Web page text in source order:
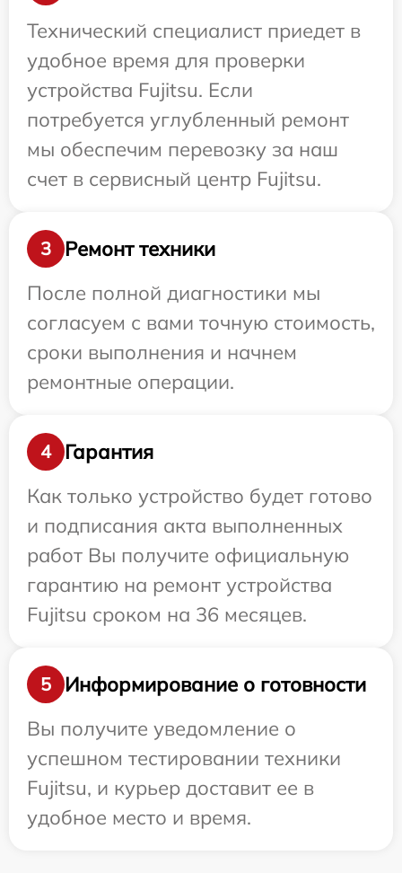
Технический специалист приедет в
удобное время для проверки
устройства Fujitsu. Если
потребуется углубленный ремонт
мы обеспечим перевозку за наш
счет в сервисный центр Fujitsu.
3
Ремонт техники
После полной диагностики мы
согласуем с вами точную стоимость,
сроки выполнения и начнем
ремонтные операции.
4
Гарантия
Как только устройство будет готово
и подписания акта выполненных
работ Вы получите официальную
гарантию на ремонт устройства
Fujitsu сроком на 36 месяцев.
5
Информирование о готовности
Вы получите уведомление о
успешном тестировании техники
Fujitsu, и курьер доставит ее в
удобное место и время.